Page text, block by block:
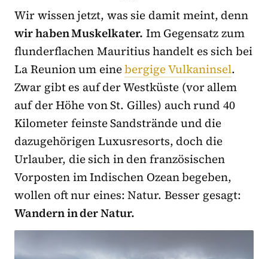
Wir wissen jetzt, was sie damit meint, denn
wir haben Muskelkater. Im Gegensatz zum
flunderflachen Mauritius handelt es sich bei
La Reunion um einebergige Vulkaninsel.
Zwar gibt es auf der Westküste (vor allem
auf der Höhe von St. Gilles) auch rund 40
Kilometer feinste Sandstrände und die
dazugehörigen Luxusresorts, doch die
Urlauber, die sich in den französischen
Vorposten im Indischen Ozean begeben,
wollen oft nur eines: Natur. Besser gesagt:
Wandern in der Natur.